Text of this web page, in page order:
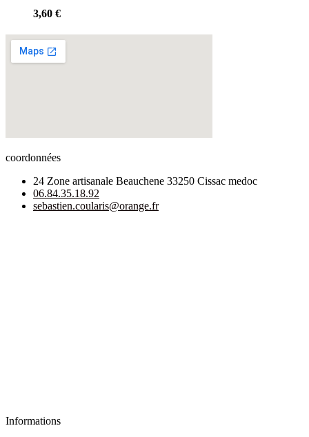
3,60 €
coordonnées
24 Zone artisanale Beauchene 33250 Cissac medoc
06.84.35.18.92
sebastien.coularis@orange.fr
Informations